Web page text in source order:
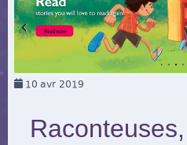
10 avr 2019